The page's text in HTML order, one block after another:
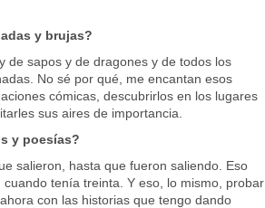
y brujas?
sapos y de dragones y de todos los
No sé por qué, me encantan esos
cómicas, descubrirlos en los lugares
sus aires de importancia.
y poesías?
salieron, hasta que fueron saliendo. Eso
tenía treinta. Y eso, lo mismo, probar
con las historias que tengo dando